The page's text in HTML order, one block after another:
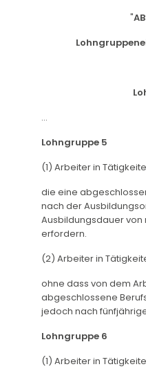
"
...
Lohngruppe 5
(1) Arbeiter in
die eine
nach der
Ausbildungsdauer von
erfordern.
(2) Arbeiter in
ohne dass von dem
abgeschlossene
jedoch nach
Lohngruppe 6
(1) Arbeiter in